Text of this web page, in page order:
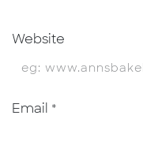
Website
Email *